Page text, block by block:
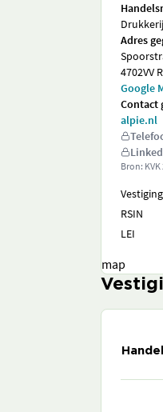
Adres
4702VV
Google
Contact
alpie.nl
Bron: KVK
RSIN
LEI
map